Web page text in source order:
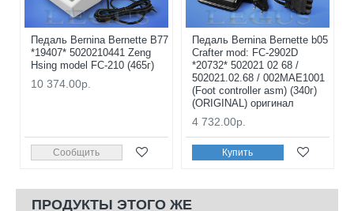
Педаль Bernina Bernette B77
*19407* 5020210441 Zeng
Hsing model FC-210 (465г)
10 374.00р.
Сообщить
Педаль Bernina Bernette b05
Crafter mod: FC-2902D
*20732* 502021 02 68 /
502021.02.68 / 002MAE1001
(Foot controller asm) (340г)
(ORIGINAL) оригинал
4 732.00р.
Купить
ПРОДУКТЫ ЭТОГО ЖЕ